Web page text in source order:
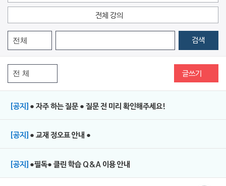
전체 강의
검색
글쓰기
[공지] ● 자주 하는 질문 ● 질문 전 미리 확인해주세요!
[공지] ● 교재 정오표 안내 ●
[공지] ●필독● 클린 학습 Q&A 이용 안내